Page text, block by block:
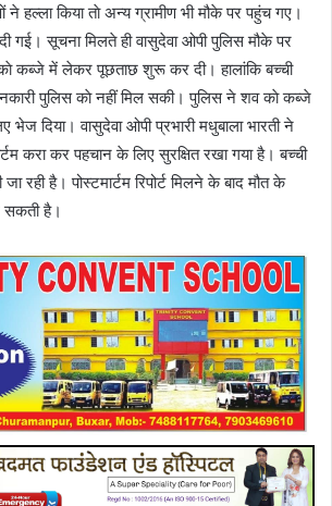
हल्ला किया ताे अन्य ग्रामीण भी मौके पर पहुंच गए।
गई। सूचना मिलते ही वासुदेवा ओपी पुलिस मौके पर
कब्जे में लेकर पूछताछ शुरू कर दी। हालांकि बच्ची
पुलिस काे नहीं मिल सकी। पुलिस ने शव काे कब्जे
भेज दिया। वासुदेवा ओपी प्रभारी मधुबाला भारती ने
करा कर पहचान के लिए सुरक्षित रखा गया है। बच्ची
रही है। पोस्टमार्टम रिपोर्ट मिलने के बाद मौत के
सकती है।